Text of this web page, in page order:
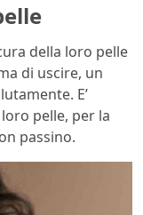
della loro pelle
di uscire, un
E’
pelle, per la
passino.